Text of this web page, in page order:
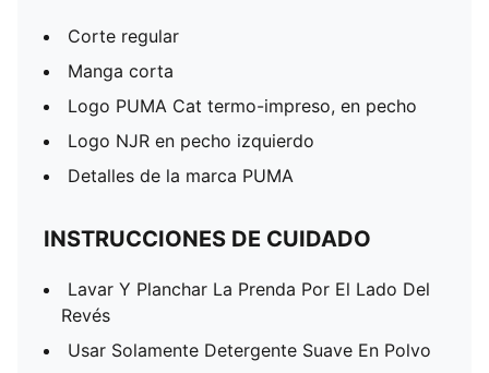
Corte regular
Manga corta
Logo PUMA Cat termo-impreso, en pecho
Logo NJR en pecho izquierdo
Detalles de la marca PUMA
INSTRUCCIONES DE CUIDADO
Lavar Y Planchar La Prenda Por El Lado Del
Revés
Usar Solamente Detergente Suave En Polvo